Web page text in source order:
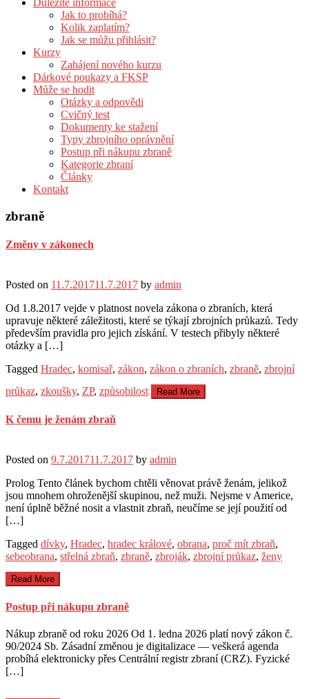
Důležité informace
Jak to probíhá?
Kolik zaplatím?
Jak se můžu přihlásit?
Kurzy
Zahájení nového kurzu
Dárkové poukazy a FKSP
Může se hodit
Otázky a odpovědi
Cvičný test
Dokumenty ke stažení
Typy zbrojního oprávnění
Postup při nákupu zbraně
Kategorie zbraní
Články
Kontakt
zbraně
Změny v zákonech
Posted on 11.7.201711.7.2017 by admin
Od 1.8.2017 vejde v platnost novela zákona o zbraních, která
upravuje některé záležitosti, které se týkají zbrojních průkazů. Tedy
především pravidla pro jejich získání. V testech přibyly některé
otázky a […]
Tagged Hradec, komisař, zákon, zákon o zbraních, zbraně, zbrojní
průkaz, zkoušky, ZP, způsobilost Read More
K čemu je ženám zbraň
Posted on 9.7.201711.7.2017 by admin
Prolog Tento článek bychom chtěli věnovat právě ženám, jelikož
jsou mnohem ohroženější skupinou, než muži. Nejsme v Americe,
není úplně běžné nosit a vlastnit zbraň, neučíme se její použití od
[…]
Tagged dívky, Hradec, hradec králové, obrana, proč mít zbraň,
sebeobrana, střelná zbraň, zbraně, zbroják, zbrojní průkaz, ženy
Read More
Postup při nákupu zbraně
Nákup zbraně od roku 2026 Od 1. ledna 2026 platí nový zákon č.
90/2024 Sb. Zásadní změnou je digitalizace — veškerá agenda
probíhá elektronicky přes Centrální registr zbraní (CRZ). Fyzické
[…]